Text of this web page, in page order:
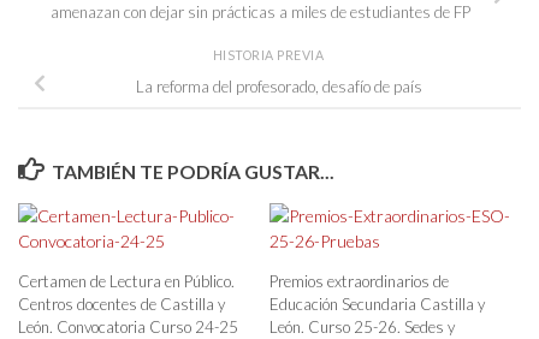
amenazan con dejar sin prácticas a miles de estudiantes de FP
HISTORIA PREVIA
La reforma del profesorado, desafío de país
TAMBIÉN TE PODRÍA GUSTAR...
Certamen de Lectura en Público.
Centros docentes de Castilla y
León. Convocatoria Curso 24-25
Premios extraordinarios de
Educación Secundaria Castilla y
León. Curso 25-26. Sedes y